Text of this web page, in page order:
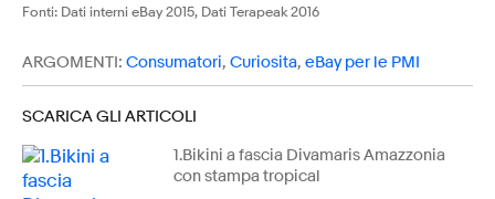
Fonti: Dati interni eBay 2015, Dati Terapeak 2016
ARGOMENTI: Consumatori, Curiosita, eBay per le PMI
SCARICA GLI ARTICOLI
1.Bikini a fascia Divamaris Amazzonia
con stampa tropical